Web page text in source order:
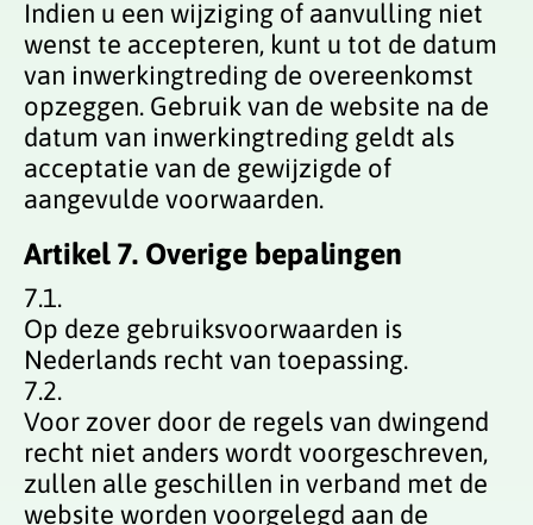
Indien u een wijziging of aanvulling niet
wenst te accepteren, kunt u tot de datum
van inwerkingtreding de overeenkomst
opzeggen. Gebruik van de website na de
datum van inwerkingtreding geldt als
acceptatie van de gewijzigde of
aangevulde voorwaarden.
Artikel 7. Overige bepalingen
7.1.
Op deze gebruiksvoorwaarden is
Nederlands recht van toepassing.
7.2.
Voor zover door de regels van dwingend
recht niet anders wordt voorgeschreven,
zullen alle geschillen in verband met de
website worden voorgelegd aan de